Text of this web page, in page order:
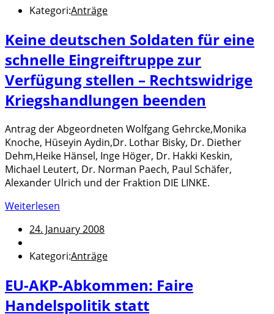
Kategori:Anträge
Keine deutschen Soldaten für eine
schnelle Eingreiftruppe zur
Verfügung stellen – Rechtswidrige
Kriegshandlungen beenden
Antrag der Abgeordneten Wolfgang Gehrcke,Monika
Knoche, Hüseyin Aydin,Dr. Lothar Bisky, Dr. Diether
Dehm,Heike Hänsel, Inge Höger, Dr. Hakki Keskin,
Michael Leutert, Dr. Norman Paech, Paul Schäfer,
Alexander Ulrich und der Fraktion DIE LINKE.
Weiterlesen
24. January 2008
Kategori:Anträge
EU-AKP-Abkommen: Faire
Handelspolitik statt